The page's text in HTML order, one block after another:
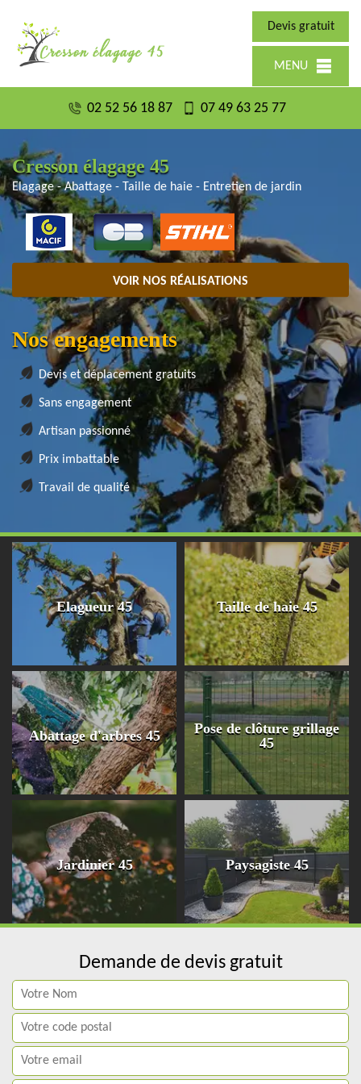
Devis gratuit
MENU
02 52 56 18 87 07 49 63 25 77
Cresson élagage 45
Elagage - Abattage - Taille de haie - Entretien de jardin
VOIR NOS RÉALISATIONS
Nos engagements
Devis et déplacement gratuits
Sans engagement
Artisan passionné
Prix imbattable
Travail de qualité
Elagueur 45 Taille de haie 45
Abattage d'arbres 45
Pose de clôture grillage
45
Jardinier 45 Paysagiste 45
Demande de devis gratuit